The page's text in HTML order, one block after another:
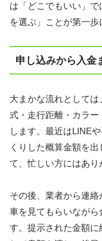
は「どこでもいい」
を選ぶ」ことが第一歩
申し込みから入金
大まかな流れとして
式・走行距離・カラ
します。最近はLINE
くりした概算金額を
て、忙しい方にはあり
その後、業者から連
車を見てもらいなが
す。提示された金額